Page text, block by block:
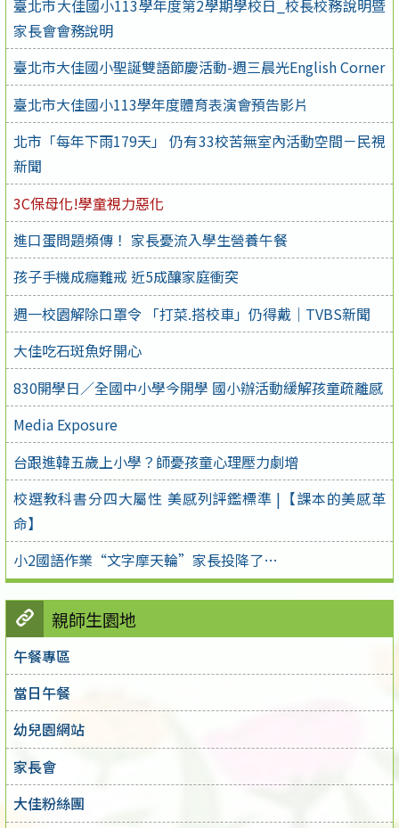
臺北市大佳國小113學年度第2學期學校日_校長校務說明暨
家長會會務說明
臺北市大佳國小聖誕雙語節慶活動-週三晨光English Corner
臺北市大佳國小113學年度體育表演會預告影片
北市「每年下雨179天」 仍有33校苦無室內活動空間－民視
新聞
3C保母化!學童視力惡化
進口蛋問題頻傳！ 家長憂流入學生營養午餐
孩子手機成癮難戒 近5成釀家庭衝突
週一校園解除口罩令 「打菜.搭校車」仍得戴｜TVBS新聞
大佳吃石斑魚好開心
830開學日／全國中小學今開學 國小辦活動緩解孩童疏離感
Media Exposure
台跟進韓五歲上小學？師憂孩童心理壓力劇增
校選教科書分四大屬性 美感列評鑑標準 |【課本的美感革
命】
小2國語作業“文字摩天輪”家長投降了…
親師生園地
午餐專區
當日午餐
幼兒園網站
家長會
大佳粉絲團